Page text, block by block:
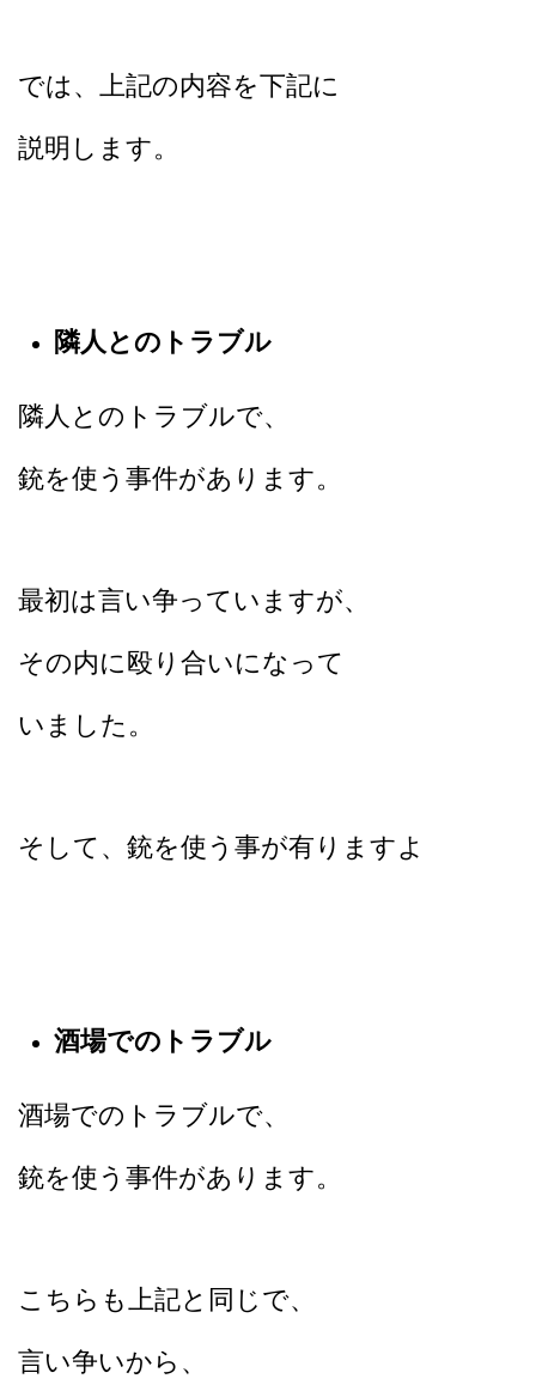
では、上記の内容を下記に
説明します。
隣人とのトラブル
隣人とのトラブルで、
銃を使う事件があります。
最初は言い争っていますが、
その内に殴り合いになって
いました。
そして、銃を使う事が有りますよ
酒場でのトラブル
酒場でのトラブルで、
銃を使う事件があります。
こちらも上記と同じで、
言い争いから、